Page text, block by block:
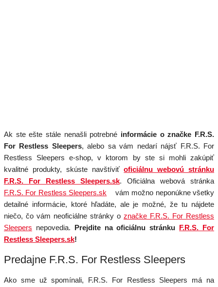
Ak ste ešte stále nenašli potrebné informácie o značke F.R.S.
For Restless Sleepers, alebo sa vám nedarí nájsť F.R.S. For
Restless Sleepers e-shop, v ktorom by ste si mohli zakúpiť
kvalitné produkty, skúste navštíviťoficiálnu webovú stránku
F.R.S. For Restless Sleepers.sk. Oficiálna webová stránka
F.R.S. For Restless Sleepers.sk
vám možno neponúkne všetky
detailné informácie, ktoré hľadáte, ale je možné, že tu nájdete
niečo, čo vám neoficiálne stránky o značke F.R.S. For Restless
Sleepers nepovedia. Prejdite na oficiálnu stránku F.R.S. For
Restless Sleepers.sk!
Predajne F.R.S. For Restless Sleepers
Ako sme už spomínali, F.R.S. For Restless Sleepers má na